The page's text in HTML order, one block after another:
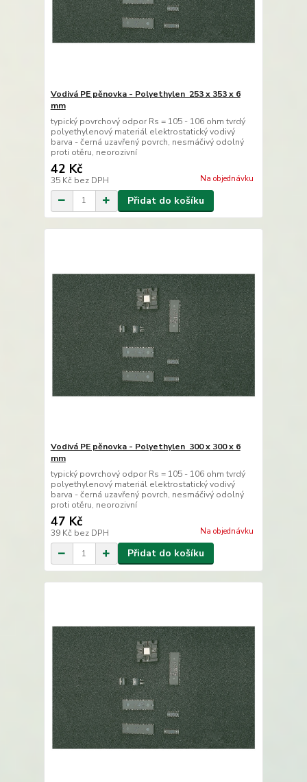
Vodivá PE pěnovka - Polyethylen 253 x 353 x 6
mm
typický povrchový odpor Rs = 105 - 106 ohm tvrdý
polyethylenový materiál elektrostatický vodivý
barva - černá uzavřený povrch, nesmáčivý odolný
proti otěru, neorozivní
42 Kč
35 Kč bez DPH Na objednávku
Přidat do košíku
Vodivá PE pěnovka - Polyethylen 300 x 300 x 6
mm
typický povrchový odpor Rs = 105 - 106 ohm tvrdý
polyethylenový materiál elektrostatický vodivý
barva - černá uzavřený povrch, nesmáčivý odolný
proti otěru, neorozivní
47 Kč
39 Kč bez DPH Na objednávku
Přidat do košíku